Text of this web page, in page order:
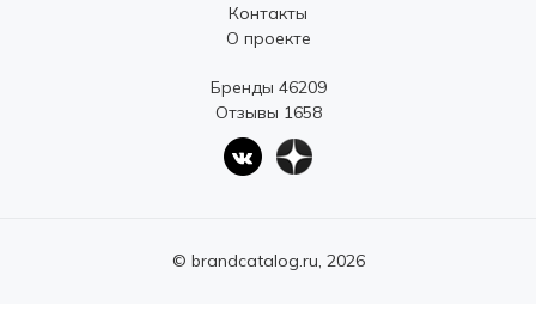
Контакты
О проекте
Бренды 46209
Отзывы 1658
© brandcatalog.ru, 2026